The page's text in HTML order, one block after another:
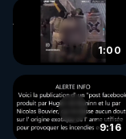
1:00
9:16